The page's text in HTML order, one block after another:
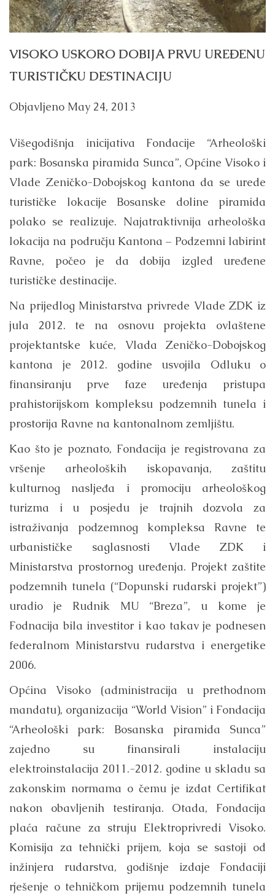
VISOKO USKORO DOBIJA PRVU UREĐENU
TURISTIČKU DESTINACIJU
Objavljeno May 24, 2013
Višegodišnja inicijativa Fondacije “Arheološki
park: Bosanska piramida Sunca”, Općine Visoko i
Vlade Zeničko-Dobojskog kantona da se urede
turističke lokacije Bosanske doline piramida
polako se realizuje. Najatraktivnija arheološka
lokacija na području Kantona – Podzemni labirint
Ravne, počeo je da dobija izgled uređene
turističke destinacije.
Na prijedlog Ministarstva privrede Vlade ZDK iz
jula 2012. te na osnovu projekta ovlaštene
projektantske kuće, Vlada Zeničko-Dobojskog
kantona je 2012. godine usvojila Odluku o
finansiranju prve faze uređenja pristupa
prahistorijskom kompleksu podzemnih tunela i
prostorija Ravne na kantonalnom zemljištu.
Kao što je poznato, Fondacija je registrovana za
vršenje arheoloških iskopavanja, zaštitu
kulturnog nasljeđa i promociju arheološkog
turizma i u posjedu je trajnih dozvola za
istraživanja podzemnog kompleksa Ravne te
urbanističke saglasnosti Vlade ZDK i
Ministarstva prostornog uređenja. Projekt zaštite
podzemnih tunela (“Dopunski rudarski projekt”)
uradio je Rudnik MU “Breza”, u kome je
Fodnacija bila investitor i kao takav je podnesen
federalnom Ministarstvu rudarstva i energetike
2006.
Općina Visoko (administracija u prethodnom
mandatu), organizacija “World Vision” i Fondacija
“Arheološki park: Bosanska piramida Sunca”
zajedno su finansirali instalaciju
elektroinstalacija 2011.-2012. godine u skladu sa
zakonskim normama o čemu je izdat Certifikat
nakon obavljenih testiranja. Otada, Fondacija
plaća račune za struju Elektroprivredi Visoko.
Komisija za tehnički prijem, koja se sastoji od
inžinjera rudarstva, godišnje izdaje Fondaciji
rješenje o tehničkom prijemu podzemnih tunela